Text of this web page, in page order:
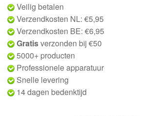
Veilig betalen
Verzendkosten NL: €5,95
Verzendkosten BE: €6,95
Gratisverzonden bij €50
5000+ producten
Professionele apparatuur
Snelle levering
14 dagen bedenktijd